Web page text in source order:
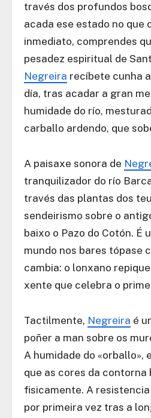
través dos profundos
acada ese estado no que
inmediato, comprendes
pesadez espiritual de
Negreira recíbete cunha
día, tras acadar a gran
humidade do río,
carballo ardendo, que
A paisaxe sonora de
tranquilizador do río
través das plantas dos
sendeirismo sobre o
baixo o Pazo do Cotón.
mundo nos bares tópase
cambia: o lonxano
xente que celebra o
Tactilmente, Negreira é
poñer a man sobre os
A humidade do «orballo»,
que as cores da
fisicamente. A
por primeira vez tras a